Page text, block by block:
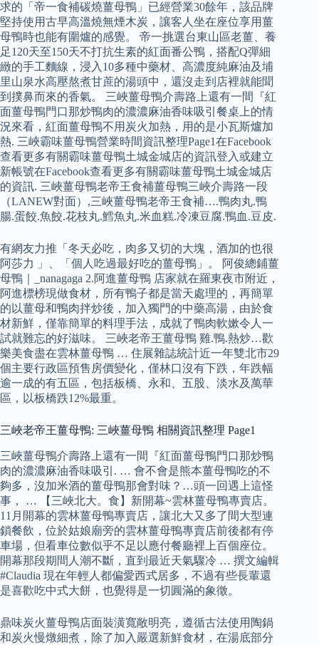
求的「帝一食補碳燒薑母鴨」已經營業30餘年，該品牌
堅持使用古早高溫燒無煙木炭，讓客人坐在座位享用薑
母鴨時也能有圍爐的感覺。 帝一挑選台東山區老薑、養
足120天至150天不打抗生素的紅面番公鴨，搭配Q彈細
緻的手工麵線，浸入10多種中藥材、高濃度純麻油及埔
里山泉水高壓熬煮甘蔗的湯頭中，還沒走到店裡就能聞
到撲鼻而來的香氣。 三峽薑母鴨介壽路上還有一間『紅
面薑母鴨門口那炒鴨肉的濃濃麻油香味吸引餐桌上的情
況來看，紅面薑母鴨不用炭火加熱，用的是小瓦斯爐加
熱. 三峽霸味薑母鴨營業時間資訊整理Page1在Facebook
查看更多有關霸味薑母鴨土城金城店的資訊登入或建立
新帳號在Facebook查看更多有關霸味薑母鴨土城金城店
的資訊. 三峽薑母鴨老帝王食補薑母鴨三峽介壽路一段
（LANEW對面）,三峽薑母鴨老帝王食補….鴨肉丸.鴨
腸.蛋餃.魚餃.花枝丸.鱈魚丸.米血糕.冷凍豆腐.鴨血.豆皮.
有網友力推「冬天必吃，肉多又切的大塊，酒加的也很
阿莎力 」、「個人吃過最好吃的薑母鴨」。 阿俊總鋪薑
母鴨｜_nanagaga 2.阿進薑母鴨 店家就在羅東夜市附近，
阿進標榜現做食材，所有鴨子都是當天處理的，再簡單
的以薑母和鴨肉拌炒後，加入獨門的中藥高湯，由於食
材新鮮，僅靠簡單的料理手法，成就了鴨肉軟嫰令人一
試就難忘的好滋味。 三峽老帝王薑母鴨 雞.鴨.熱炒…歡
樂美食盡在雲林薑母鴨 … 住展雜誌統計近一年雙北市29
個主要行政區預售房價變化，僅林口沒有下跌，年跌幅
逾一成的有五區，包括板橋、永和、五股、淡水及萬華
區，以板橋跌12%最重。
三峽老帝王薑母鴨: 三峽薑母鴨 相關資訊整理 Page1
三峽薑母鴨介壽路上還有一間『紅面薑母鴨門口那炒鴨
肉的濃濃麻油香味吸引. … 會不會是熊本薑母鴨吃的不
夠多，沒加米酒的薑母鴨那會對味？…頭一回遇上這怪
事， … 【三峽北大。食】新開幕~雲林薑母鴨專賣店。
11月開幕的雲林薑母鴨專賣店，讓北大又多了間大型連
鎖餐飲，位於姑娘廟旁的雲林薑母鴨專賣店前後都有停
車場，但看車位數似乎不足以應付餐廳裡上百個座位。
開幕那段期間人潮不斷，直到最近天氣驟冷 … 撰文編輯
#Claudia 現在年輕人都偏愛西式居多，不過有些長輩還
是喜歡吃中式大餅，也覺得是一切圓滿的象徵。
鼎味炭火薑母鴨店面裝潢寬敞明亮，遵循古法使用陶鍋
和炭火慢燉細煮，除了加入嚴選新鮮食材，在湯底部分